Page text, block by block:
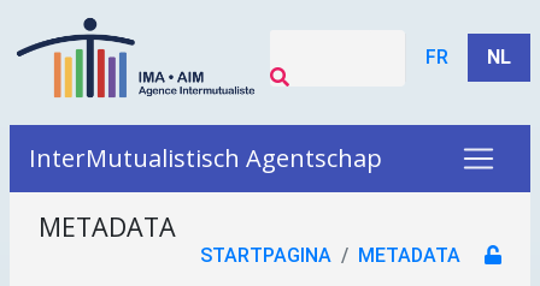
FR NL
InterMutualistisch Agentschap
METADATA
STARTPAGINA METADATA